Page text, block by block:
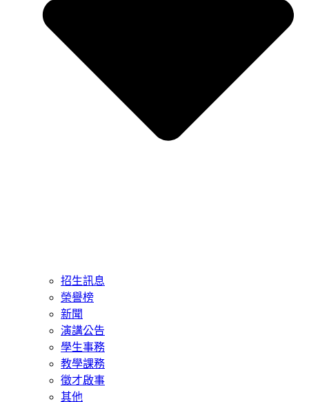
招生訊息
榮譽榜
新聞
演講公告
學生事務
教學課務
徵才啟事
其他